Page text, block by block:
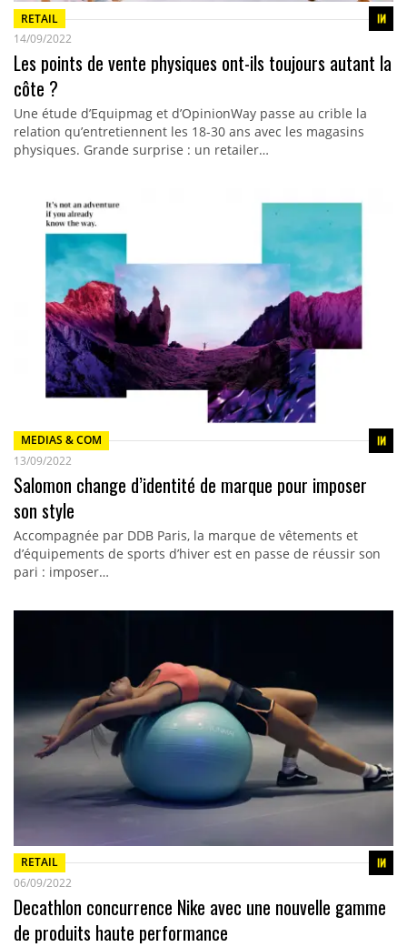
RETAIL
14/09/2022
Les points de vente physiques ont-ils toujours autant la
côte ?
Une étude d’Equipmag et d’OpinionWay passe au crible la
relation qu’entretiennent les 18-30 ans avec les magasins
physiques. Grande surprise : un retailer…
MEDIAS & COM
13/09/2022
Salomon change d’identité de marque pour imposer
son style
Accompagnée par DDB Paris, la marque de vêtements et
d’équipements de sports d’hiver est en passe de réussir son
pari : imposer…
RETAIL
06/09/2022
Decathlon concurrence Nike avec une nouvelle gamme
de produits haute performance